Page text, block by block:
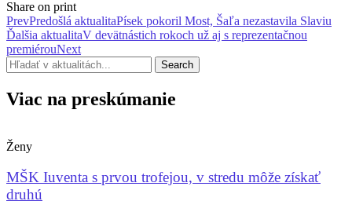
Share on print
PrevPredošlá aktualitaPísek pokoril Most, Šaľa nezastavila Slaviu
Ďalšia aktualitaV devätnástich rokoch už aj s reprezentačnou
premiérouNext
Search
Viac na preskúmanie
Ženy
MŠK Iuventa s prvou trofejou, v stredu môže získať
druhú